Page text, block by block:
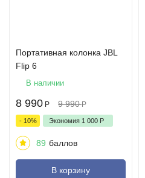
Портативная колонка JBL
Flip 6
В наличии
8 990 Р 9 990 Р
- 10% Экономия 1 000 Р
89 баллов
В корзину